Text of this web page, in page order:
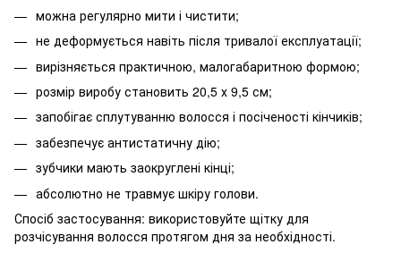
можна регулярно мити і чистити;
не деформується навіть після тривалої експлуатації;
вирізняється практичною, малогабаритною формою;
розмір виробу становить 20,5 х 9,5 см;
запобігає сплутуванню волосся і посіченості кінчиків;
забезпечує антистатичну дію;
зубчики мають заокруглені кінці;
абсолютно не травмує шкіру голови.
Спосіб застосування: використовуйте щітку для
розчісування волосся протягом дня за необхідності.